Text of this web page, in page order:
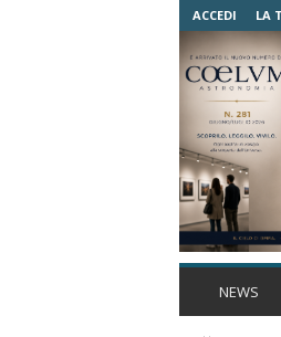
ACCEDI LA
NEWS